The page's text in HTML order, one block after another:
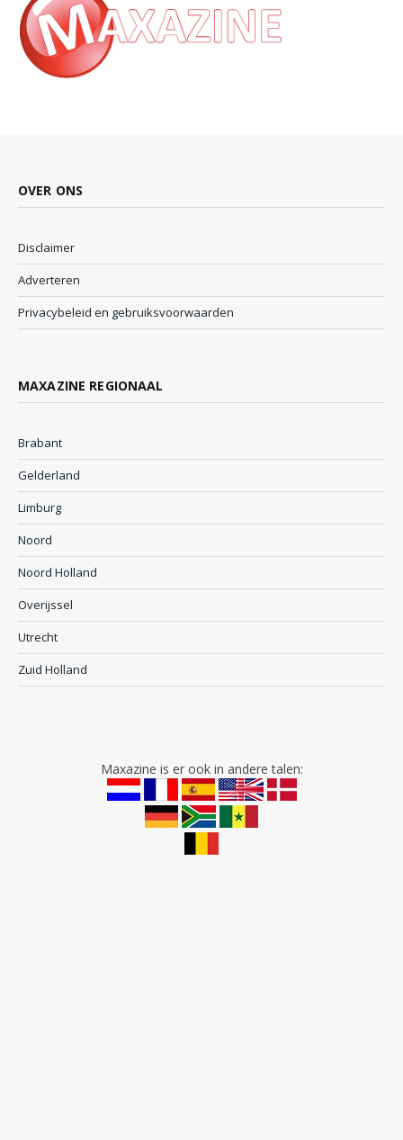
OVER ONS
Disclaimer
Adverteren
Privacybeleid en gebruiksvoorwaarden
MAXAZINE REGIONAAL
Brabant
Gelderland
Limburg
Noord
Noord Holland
Overijssel
Utrecht
Zuid Holland
Maxazine is er ook in andere talen: